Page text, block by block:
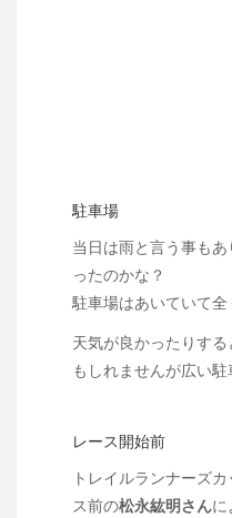
駐車場
当日は雨と言う事も
ったのかな？
駐車場はあいていて全
天気が良かったりす
もしれませんが広い
レース開始前
トレイルランナーズ
ス前の松永紘明さん